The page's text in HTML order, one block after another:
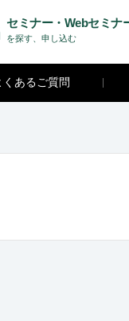
セミナー・Webセミナ
を探す、申し込む
くあるご質問